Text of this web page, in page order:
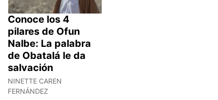
Conoce los 4
pilares de Ofun
Nalbe: La palabra
de Obatalá le da
salvación
NINETTE CAREN
FERNÁNDEZ